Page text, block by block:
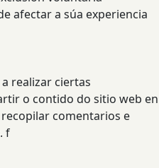
afectar a súa experiencia
realizar ciertas
o contido do sitio web en
comentarios e
f